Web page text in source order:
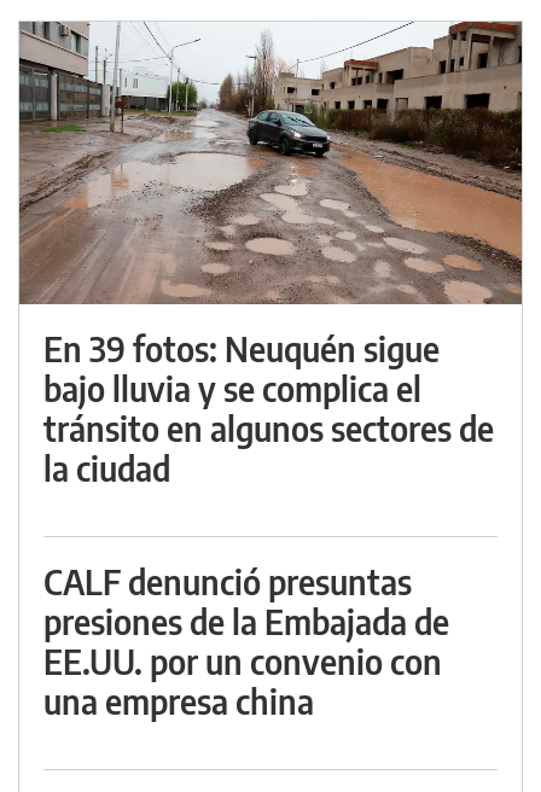
En 39 fotos: Neuquén sigue
bajo lluvia y se complica el
tránsito en algunos sectores de
la ciudad
CALF denunció presuntas
presiones de la Embajada de
EE.UU. por un convenio con
una empresa china